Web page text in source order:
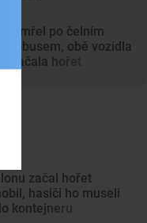
zemřel po čelním
obě vozidla
začala hořet
začal hořet
hasiči ho museli
kontejneru